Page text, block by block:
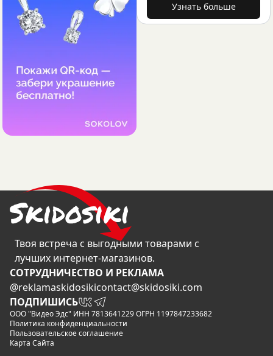
Узнать больше
Твоя встреча с выгодными товарами с
лучших интернет-магазинов.
CОТРУДНИЧЕСТВО И РЕКЛАМА
@reklamaskidosikicontact@skidosiki.com
ПОДПИШИСЬ
ООО "Видео Эдс" ИНН 7813641229 ОГРН 1197847233682
Политика конфиденциальности
Пользовательское соглашение
Карта Сайта